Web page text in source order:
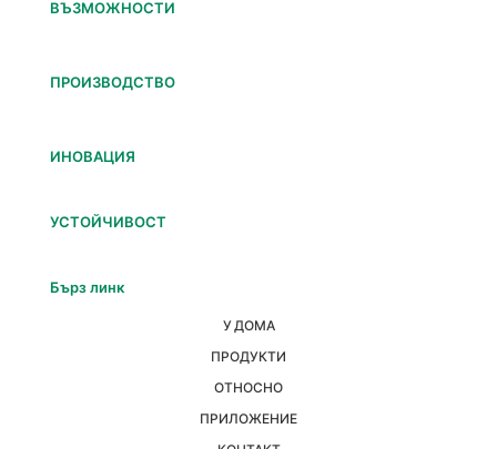
ВЪЗМОЖНОСТИ
ПРОИЗВОДСТВО
ИНОВАЦИЯ
УСТОЙЧИВОСТ
Бърз линк
У ДОМА
ПРОДУКТИ
ОТНОСНО
ПРИЛОЖЕНИЕ